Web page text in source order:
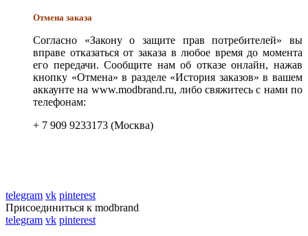
Отмена заказа
Согласно «Закону о защите прав потребителей» вы
вправе отказаться от заказа в любое время до момента
его передачи. Сообщите нам об отказе онлайн, нажав
кнопку «Отмена» в разделе «История заказов» в вашем
аккаунте на www.modbrand.ru, либо свяжитесь с нами по
телефонам:
+ 7 909 9233173 (Москва)
telegram vk pinterest
Присоединиться к modbrand
telegram vk pinterest